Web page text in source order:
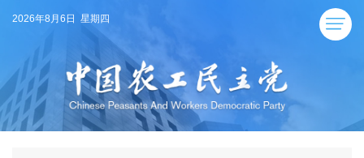
2026年8月6日 星期四